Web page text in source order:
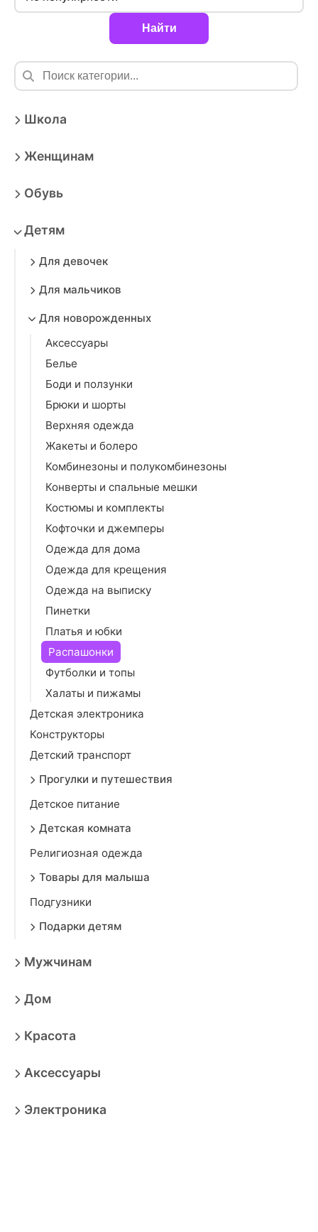
Найти
Школа
Женщинам
Обувь
Детям
Для девочек
Для мальчиков
Для новорожденных
Аксессуары
Белье
Боди и ползунки
Брюки и шорты
Верхняя одежда
Жакеты и болеро
Комбинезоны и полукомбинезоны
Конверты и спальные мешки
Костюмы и комплекты
Кофточки и джемперы
Одежда для дома
Одежда для крещения
Одежда на выписку
Пинетки
Платья и юбки
Распашонки
Футболки и топы
Халаты и пижамы
Детская электроника
Конструкторы
Детский транспорт
Прогулки и путешествия
Детское питание
Детская комната
Религиозная одежда
Товары для малыша
Подгузники
Подарки детям
Мужчинам
Дом
Красота
Аксессуары
Электроника